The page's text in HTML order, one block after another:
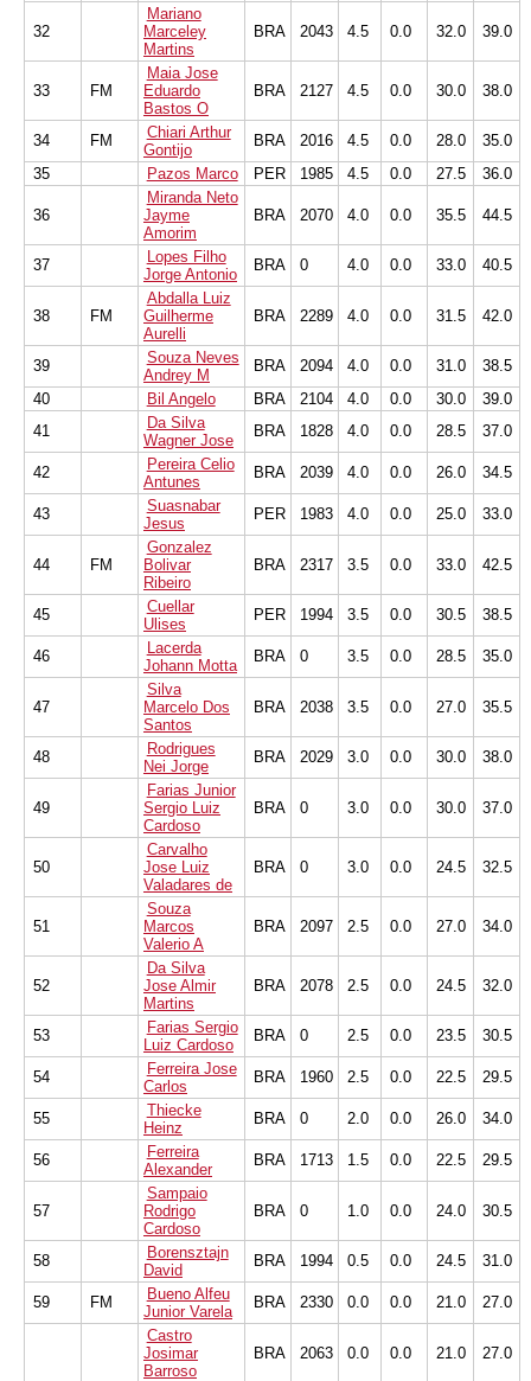
32
Mariano
Marceley
Martins
BRA 2043 4.5 0.0 32.0 39.0
33 FM
Maia Jose
Eduardo
Bastos O
BRA 2127 4.5 0.0 30.0 38.0
34 FM
Chiari Arthur
Gontijo
BRA 2016 4.5 0.0 28.0
35.0
35
Pazos Marco PER 1985 4.5 0.0 27.5 36.0
36
Miranda Neto
Jayme
Amorim
BRA 2070 4.0 0.0 35.5 44.5
37
Lopes Filho
Jorge Antonio
BRA 0 4.0 0.0 33.0 40.5
38 FM
Abdalla Luiz
Guilherme
Aurelli
BRA 2289 4.0 0.0 31.5 42.0
39
Souza Neves
Andrey M
BRA 2094 4.0 0.0 31.0
38.5
40
Bil Angelo BRA 2104 4.0 0.0 30.0
39.0
41
Da Silva
Wagner Jose
BRA 1828 4.0 0.0 28.5 37.0
42
Pereira Celio
Antunes
BRA 2039 4.0 0.0 26.0 34.5
43
Suasnabar
Jesus
PER 1983 4.0 0.0 25.0 33.0
44 FM
Gonzalez
Bolivar
Ribeiro
BRA 2317 3.5 0.0 33.0 42.5
45
Cuellar
Ulises
PER 1994 3.5 0.0 30.5 38.5
46
Lacerda
Johann Motta
BRA 0 3.5 0.0 28.5 35.0
47
Silva
Marcelo Dos
Santos
BRA 2038 3.5 0.0 27.0 35.5
48
Rodrigues
Nei Jorge
BRA 2029 3.0 0.0 30.0 38.0
49
Farias Junior
Sergio Luiz
Cardoso
BRA 0 3.0 0.0 30.0 37.0
50
Carvalho
Jose Luiz
Valadares de
BRA 0 3.0 0.0 24.5 32.5
51
Souza
Marcos
Valerio A
BRA 2097 2.5 0.0 27.0 34.0
52
Da Silva
Jose Almir
Martins
BRA 2078 2.5 0.0 24.5 32.0
53
Farias Sergio
Luiz Cardoso
BRA 0 2.5 0.0 23.5 30.5
54
Ferreira Jose
Carlos
BRA 1960 2.5 0.0 22.5 29.5
55
Thiecke
Heinz
BRA 0 2.0 0.0 26.0 34.0
56
Ferreira
Alexander
BRA 1713 1.5 0.0 22.5 29.5
57
Sampaio
Rodrigo
Cardoso
BRA 0 1.0 0.0 24.0 30.5
58
Borensztajn
David
BRA 1994 0.5 0.0 24.5 31.0
59 FM
Bueno Alfeu
Junior Varela
BRA 2330 0.0 0.0 21.0
27.0
Castro
Josimar
Barroso
BRA 2063 0.0 0.0 21.0 27.0